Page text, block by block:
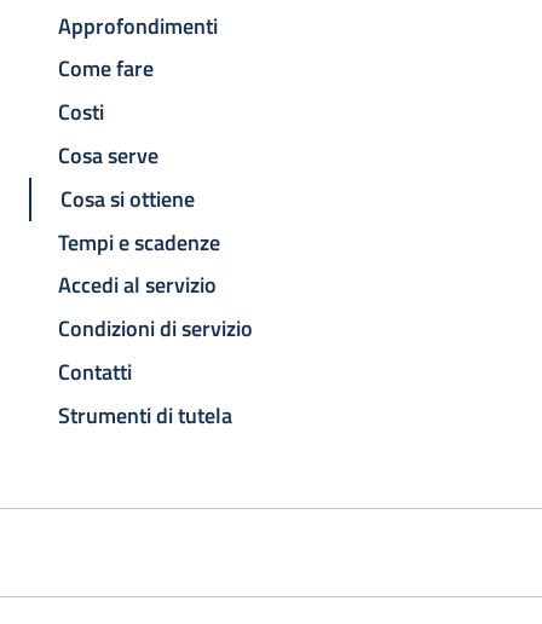
Approfondimenti
Come fare
Costi
Cosa serve
Cosa si ottiene
Tempi e scadenze
Accedi al servizio
Condizioni di servizio
Contatti
Strumenti di tutela